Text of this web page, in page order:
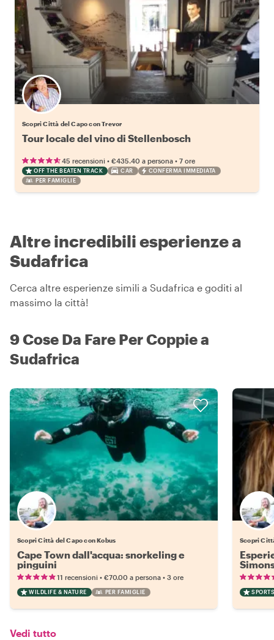
Scopri Città del Capo con Trevor
Tour locale del vino di Stellenbosch
45 recensioni • €435.40 a persona • 7 ore
OFF THE BEATEN TRACK CAR
CONFERMA IMMEDIATA
PER FAMIGLIE
Altre incredibili esperienze a
Sudafrica
Cerca altre esperienze simili a Sudafrica e goditi al
massimo la città!
9 Cose Da Fare Per Coppie a
Sudafrica
Scopri Città del Capo con Kobus
Cape Town dall'acqua: snorkeling e
pinguini
11 recensioni • €70.00 a persona • 3 ore
WILDLIFE & NATURE PER FAMIGLIE
Scopri
Vedi tutto